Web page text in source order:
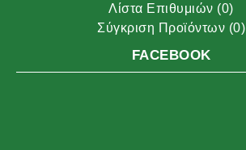
Λίστα Επιθυμιών (0)
Σύγκριση Προϊόντων (0)
FACEBOOK